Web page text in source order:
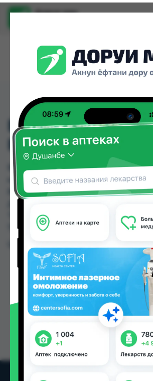
Доруи ман
ВИННИ КАША
РИСОВО-
ВИННИ КАША РИСОВО-
купить или заказать в аптеках,
Ватан №2, Дору Фарм №2, Дору
TJS до 27.00 TJS в Душанбе и
Таджикистана